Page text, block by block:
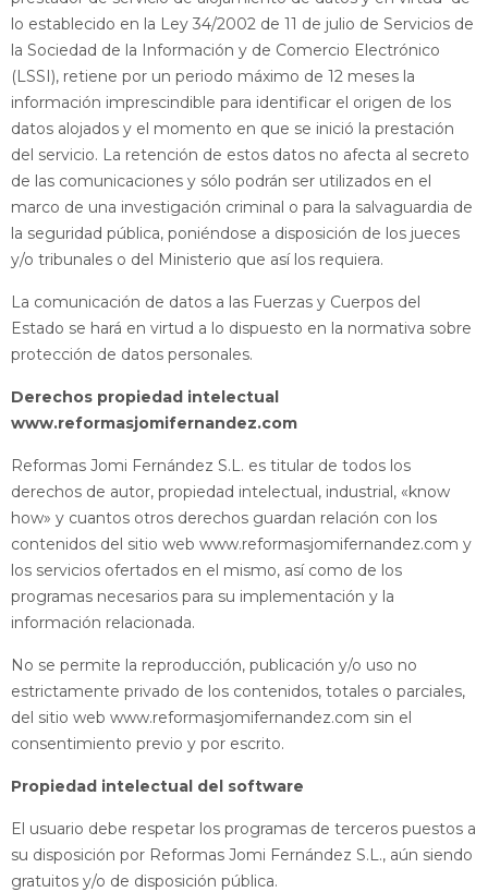
lo establecido en la Ley 34/2002 de 11 de julio de Servicios de
la Sociedad de la Información y de Comercio Electrónico
(LSSI), retiene por un periodo máximo de 12 meses la
información imprescindible para identificar el origen de los
datos alojados y el momento en que se inició la prestación
del servicio. La retención de estos datos no afecta al secreto
de las comunicaciones y sólo podrán ser utilizados en el
marco de una investigación criminal o para la salvaguardia de
la seguridad pública, poniéndose a disposición de los jueces
y/o tribunales o del Ministerio que así los requiera.
La comunicación de datos a las Fuerzas y Cuerpos del
Estado se hará en virtud a lo dispuesto en la normativa sobre
protección de datos personales.
Derechos propiedad intelectual
www.reformasjomifernandez.com
Reformas Jomi Fernández S.L. es titular de todos los
derechos de autor, propiedad intelectual, industrial, «know
how» y cuantos otros derechos guardan relación con los
contenidos del sitio web www.reformasjomifernandez.com y
los servicios ofertados en el mismo, así como de los
programas necesarios para su implementación y la
información relacionada.
No se permite la reproducción, publicación y/o uso no
estrictamente privado de los contenidos, totales o parciales,
del sitio web www.reformasjomifernandez.com sin el
consentimiento previo y por escrito.
Propiedad intelectual del software
El usuario debe respetar los programas de terceros puestos a
su disposición por Reformas Jomi Fernández S.L., aún siendo
gratuitos y/o de disposición pública.